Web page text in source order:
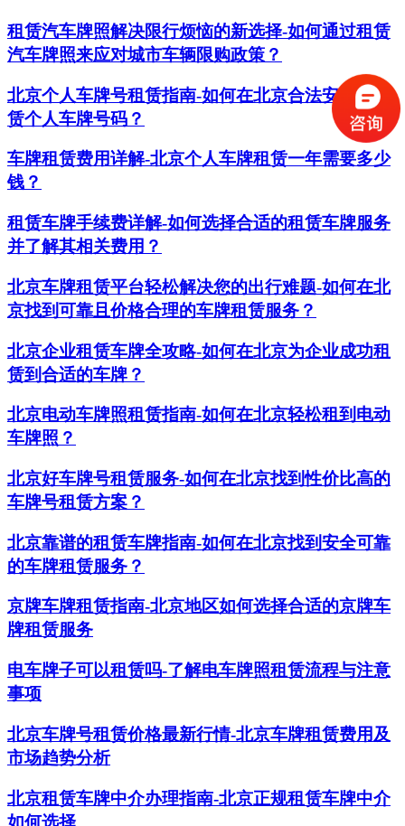
租赁汽车牌照解决限行烦恼的新选择-如何通过租赁
汽车牌照来应对城市车辆限购政策？
北京个人车牌号租赁指南-如何在北京合法安全地租
赁个人车牌号码？
车牌租赁费用详解-北京个人车牌租赁一年需要多少
钱？
租赁车牌手续费详解-如何选择合适的租赁车牌服务
并了解其相关费用？
北京车牌租赁平台轻松解决您的出行难题-如何在北
京找到可靠且价格合理的车牌租赁服务？
北京企业租赁车牌全攻略-如何在北京为企业成功租
赁到合适的车牌？
北京电动车牌照租赁指南-如何在北京轻松租到电动
车牌照？
北京好车牌号租赁服务-如何在北京找到性价比高的
车牌号租赁方案？
北京靠谱的租赁车牌指南-如何在北京找到安全可靠
的车牌租赁服务？
京牌车牌租赁指南-北京地区如何选择合适的京牌车
牌租赁服务
电车牌子可以租赁吗-了解电车牌照租赁流程与注意
事项
北京车牌号租赁价格最新行情-北京车牌租赁费用及
市场趋势分析
北京租赁车牌中介办理指南-北京正规租赁车牌中介
如何选择